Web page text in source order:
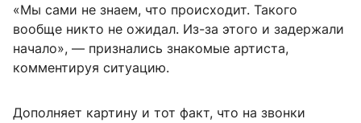
«Мы сами не знаем, что происходит. Такого
вообще никто не ожидал. Из-за этого и задержали
начало», — признались знакомые артиста,
комментируя ситуацию.
Дополняет картину и тот факт, что на звонки